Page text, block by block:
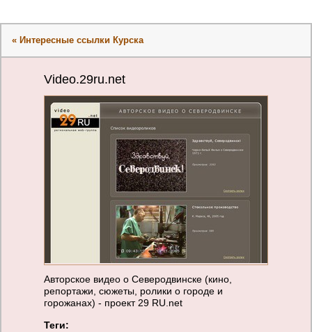
« Интересные ссылки Курска
Video.29ru.net
Авторское видео о Северодвинске (кино,
репортажи, сюжеты, ролики о городе и
горожанах) - проект 29 RU.net
Теги: